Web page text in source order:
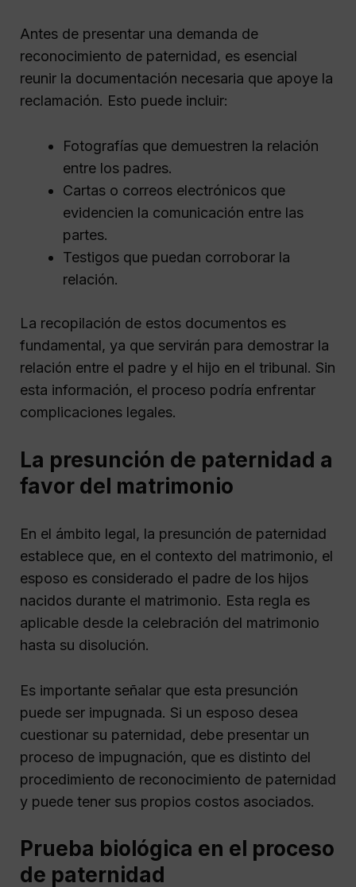
Antes de presentar una demanda de
reconocimiento de paternidad, es esencial
reunir la documentación necesaria que apoye la
reclamación. Esto puede incluir:
Fotografías que demuestren la relación
entre los padres.
Cartas o correos electrónicos que
evidencien la comunicación entre las
partes.
Testigos que puedan corroborar la
relación.
La recopilación de estos documentos es
fundamental, ya que servirán para demostrar la
relación entre el padre y el hijo en el tribunal. Sin
esta información, el proceso podría enfrentar
complicaciones legales.
La presunción de paternidad a
favor del matrimonio
En el ámbito legal, la presunción de paternidad
establece que, en el contexto del matrimonio, el
esposo es considerado el padre de los hijos
nacidos durante el matrimonio. Esta regla es
aplicable desde la celebración del matrimonio
hasta su disolución.
Es importante señalar que esta presunción
puede ser impugnada. Si un esposo desea
cuestionar su paternidad, debe presentar un
proceso de impugnación, que es distinto del
procedimiento de reconocimiento de paternidad
y puede tener sus propios costos asociados.
Prueba biológica en el proceso
de paternidad